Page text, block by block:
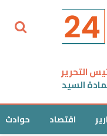
التحرير
السيد
اقتصاد حوادث